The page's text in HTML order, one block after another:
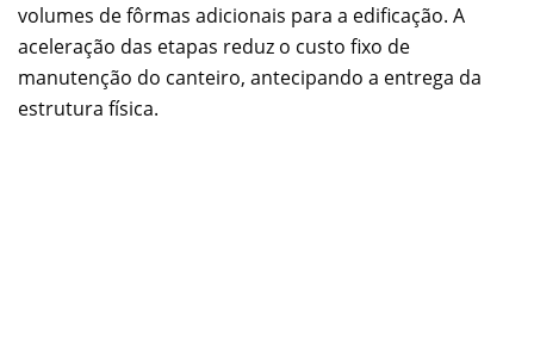
volumes de fôrmas adicionais para a edificação. A
aceleração das etapas reduz o custo fixo de
manutenção do canteiro, antecipando a entrega da
estrutura física.